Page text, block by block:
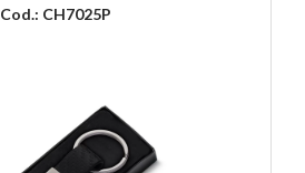
Cod.: CH7025P